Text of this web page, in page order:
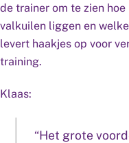
de trainer om te zien
valkuilen liggen en
levert haakjes op voor
training.
Klaas:
“Het grote